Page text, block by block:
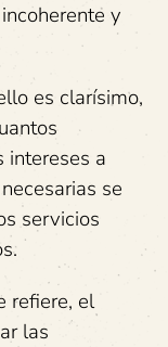
y
es clarísimo,
intereses a
se
servicios
refiere, el
las